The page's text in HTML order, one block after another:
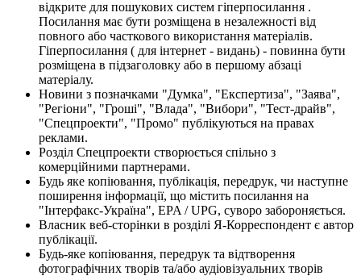
відкрите для пошукових систем гіперпосилання .
Посилання має бути розміщена в незалежності від
повного або часткового використання матеріалів.
Гіперпосилання ( для інтернет - видань) - повинна бути
розміщена в підзаголовку або в першому абзаці
матеріалу.
Новини з позначками "Думка", "Експертиза", "Заява",
"Регіони", "Гроші", "Влада", "Вибори", "Тест-драйв",
"Спецпроекти", "Промо" публікуються на правах
реклами.
Розділ Спецпроекти створюється спільно з
комерційними партнерами.
Будь яке копіювання, публікація, передрук, чи наступне
поширення інформації, що містить посилання на
"Інтерфакс-Україна", EPA / UPG, суворо забороняється.
Власник веб-сторінки в розділі Я-Корреспондент є автор
публікації.
Будь-яке копіювання, передрук та відтворення
фотографічних творів та/або аудіовізуальних творів